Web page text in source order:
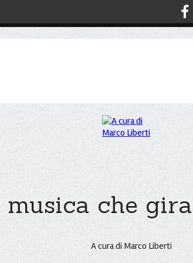
che
A cura di Marco Liberti